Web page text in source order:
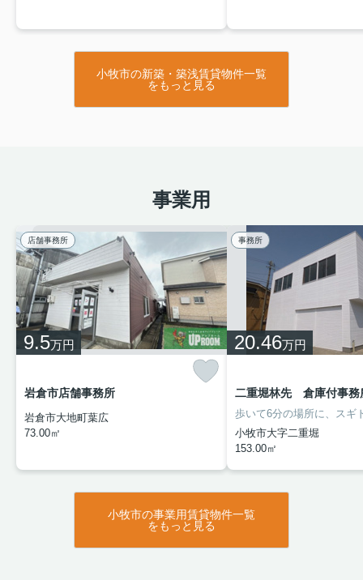
小牧市の新築・築浅賃貸物件一覧
をもっと見る
事業用
店舗事務所
9.5万円
岩倉市店舗事務所
岩倉市大地町葉広
73.00㎡
事務所
20.46万円
二重堀林先 倉庫付事務
小牧市大字二重堀
153.00㎡
小牧市の事業用賃貸物件一覧
をもっと見る